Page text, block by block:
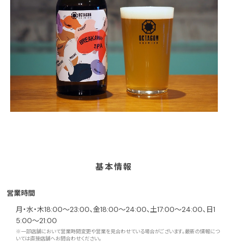
基本情報
営業時間
月・水・木18:00～23:00、金18:00～24:00、土17:00～24:00、日1
5:00～21:00
※一部店舗において営業時間変更や営業を見合わせている場合がございます。最新の情報につ
いては直接店舗へお問合わせください。